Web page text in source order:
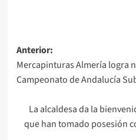
Navegación
de
entradas
Anterior:
Mercapinturas Almería logra
Campeonato de Andalucía
La alcaldesa da la
que han tomado posesión